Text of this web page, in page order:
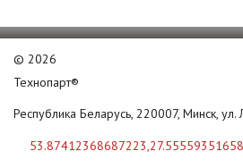
© 2026
Технопарт®
Республика Беларусь, 220007, Минск,